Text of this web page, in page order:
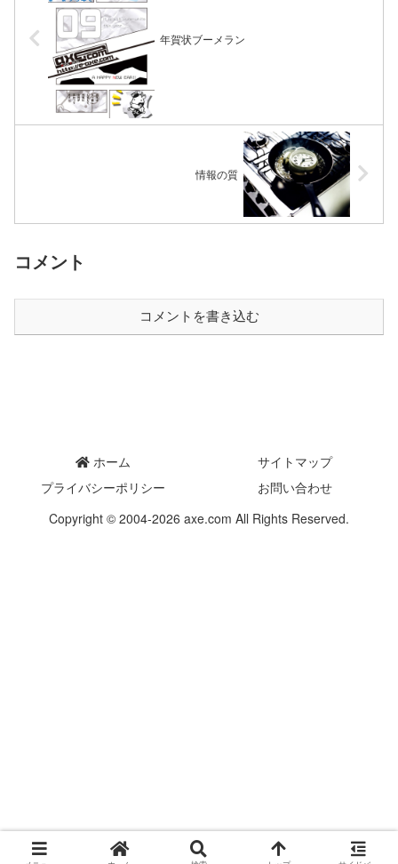
年賀状ブーメラン
情報の質
コメント
コメントを書き込む
ホーム
サイトマップ
プライバシーポリシー
お問い合わせ
Copyright © 2004-2026 axe.com All Rights Reserved.